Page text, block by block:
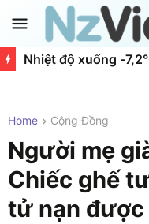
Home Cộng Đồng
Người mẹ
Chiếc ghế
tử nạn